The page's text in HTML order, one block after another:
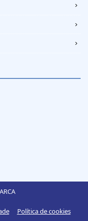
publicidade e de
estes a partir da sua
Política de cookies